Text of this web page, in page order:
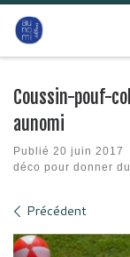
Passer au contenu
Coussin-pouf-
aunomi
Publié 20 juin 2017
déco pour donner
Navigation des
Précédent